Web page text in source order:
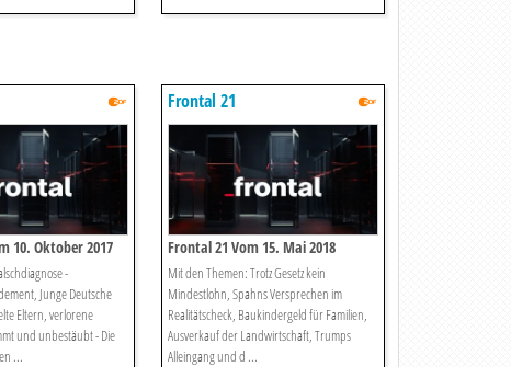
10. Oktober 2017
-
Junge Deutsche
Eltern, verlorene
und unbestäubt - Die
...
Frontal 21
Frontal 21 Vom 15. Mai 2018
Mit den Themen: Trotz Gesetz kein
Mindestlohn, Spahns Versprechen im
Realitätscheck, Baukindergeld für Familien,
Ausverkauf der Landwirtschaft, Trumps
Alleingang und d ...